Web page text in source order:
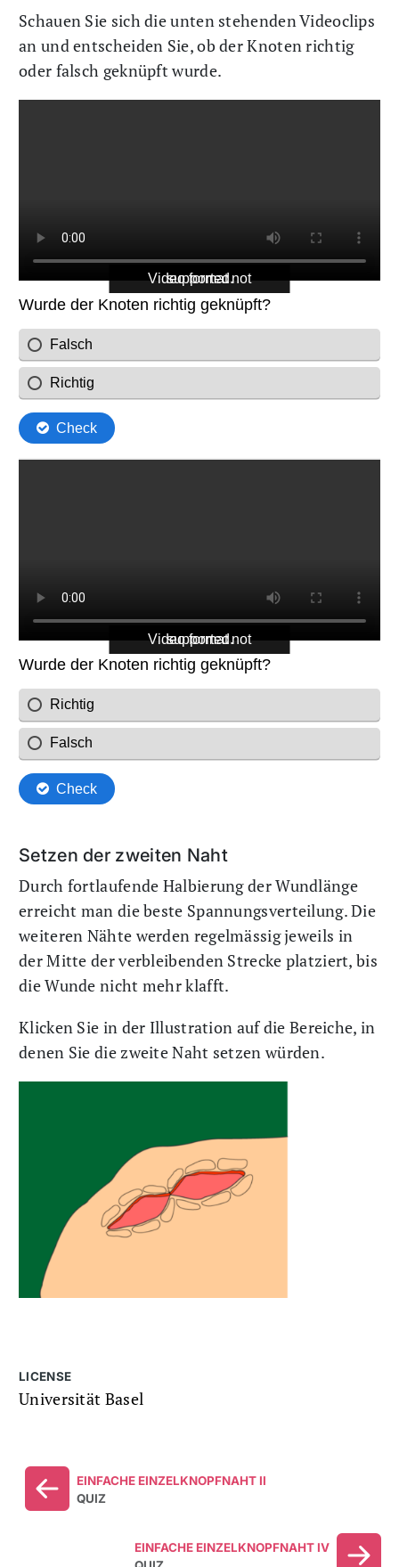
Schauen Sie sich die unten stehenden Videoclips
an und entscheiden Sie, ob der Knoten richtig
oder falsch geknüpft wurde.
Setzen der zweiten Naht
Durch fortlaufende Halbierung der Wundlänge
erreicht man die beste Spannungsverteilung. Die
weiteren Nähte werden regelmässig jeweils in
der Mitte der verbleibenden Strecke platziert, bis
die Wunde nicht mehr klafft.
Klicken Sie in der Illustration auf die Bereiche, in
denen Sie die zweite Naht setzen würden.
LICENSE
Universität Basel
EINFACHE EINZELKNOPFNAHT II
QUIZ
EINFACHE EINZELKNOPFNAHT IV